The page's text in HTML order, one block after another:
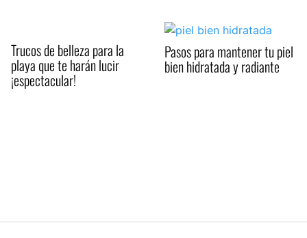
Trucos de belleza para la
playa que te harán lucir
¡espectacular!
Pasos para mantener tu piel
bien hidratada y radiante